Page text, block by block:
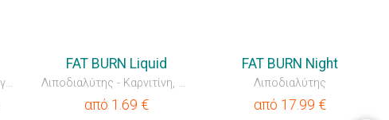
FAT BURN MAX – Σύμπλεγμα Καύσης Λίπους & Έλεγχου Όρεξης
FAT BURN Liquid
Λιποδιαλύτης - Καρνιτίνη, καφεΐνη, χολίνη, ινοσιτόλη, βιτ...
από 1.69 €
FAT BURN Night
Λιποδιαλύτης
από 17.99 €